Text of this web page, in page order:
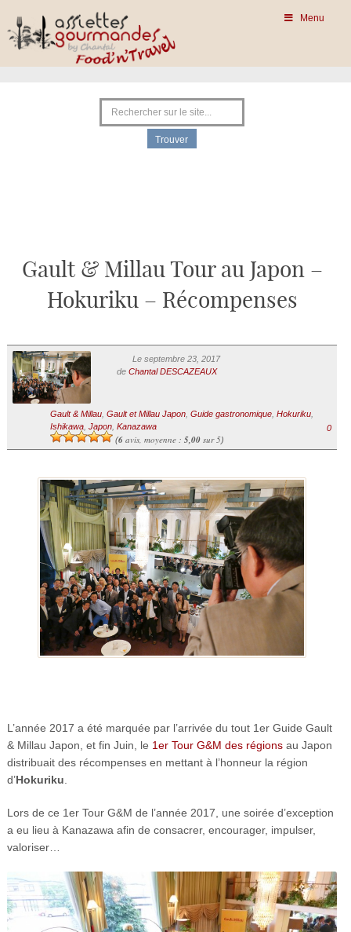
Menu
Gault & Millau Tour au Japon –
Hokuriku – Récompenses
Le septembre 23, 2017
de Chantal DESCAZEAUX
Gault & Millau, Gault et Millau Japon, Guide gastronomique, Hokuriku,
Ishikawa, Japon, Kanazawa
(6avis, moyenne : 5,00sur 5)
0
L’année 2017 a été marquée par l’arrivée du tout 1er Guide Gault
& Millau Japon, et fin Juin, le 1er Tour G&M des régionsau Japon
distribuait des récompenses en mettant à l’honneur la région
d’Hokuriku.
Lors de ce 1er Tour G&M de l’année 2017, une soirée d’exception
a eu lieu à Kanazawa afin de consacrer, encourager, impulser,
valoriser…